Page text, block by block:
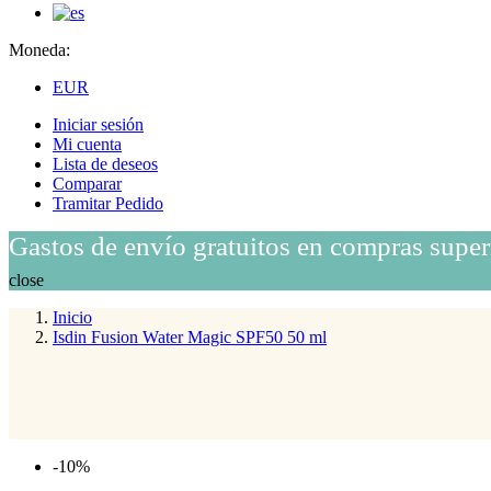
Moneda:
EUR
Iniciar sesión
Mi cuenta
Lista de deseos
Comparar
Tramitar Pedido
Gastos de envío gratuitos en compras
close
Inicio
Isdin Fusion Water Magic SPF50 50 ml
-10%